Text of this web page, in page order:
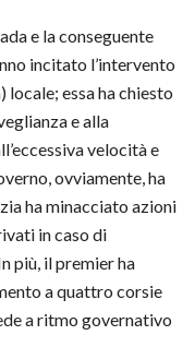
e la conseguente
incitato l’intervento
essa ha chiesto
e alla
velocità e
ovviamente, ha
ha minacciato azioni
in caso di
più, il premier ha
a quattro corsie
a ritmo governativo